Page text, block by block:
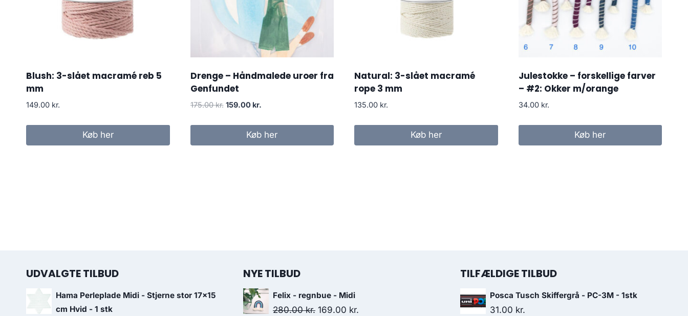
Blush: 3-slået macramé reb 5
mm
149.00 kr.
Køb her
Drenge – Håndmalede uroer fra
Genfundet
175.00kr. 159.00 kr.
Køb her
Natural: 3-slået macramé
rope 3 mm
135.00 kr.
Køb her
Julestokke – forskellige farver
– #2: Okker m/orange
34.00 kr.
Køb her
UDVALGTE TILBUD
Hama Perleplade Midi - Stjerne stor 17x15
cm Hvid - 1 stk
NYE TILBUD
Felix - regnbue - Midi
280.00kr. 169.00 kr.
TILFÆLDIGE TILBUD
Posca Tusch Skiffergrå - PC-3M - 1stk
31.00 kr.